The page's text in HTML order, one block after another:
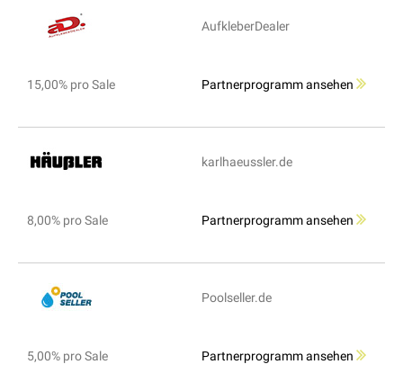
AufkleberDealer
15,00% pro Sale Partnerprogramm ansehen
karlhaeussler.de
8,00% pro Sale Partnerprogramm ansehen
Poolseller.de
5,00% pro Sale Partnerprogramm ansehen